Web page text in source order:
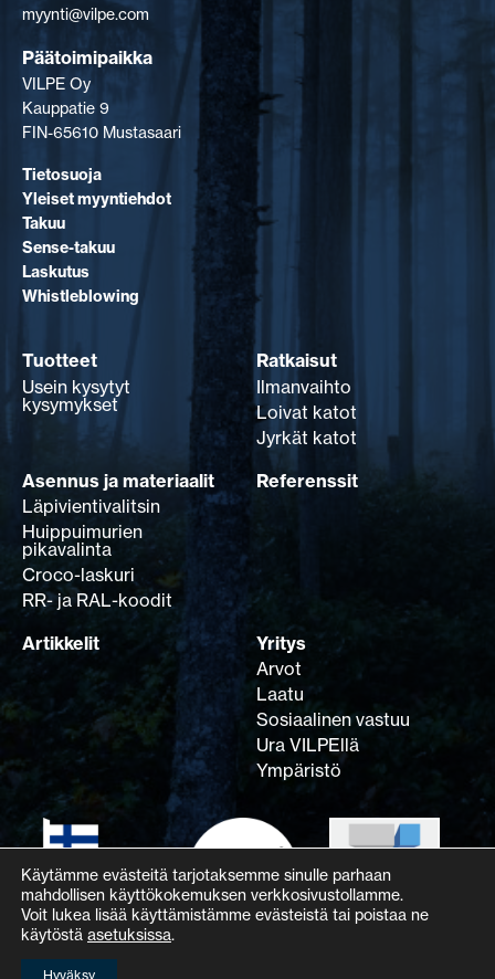
myynti@vilpe.com
Päätoimipaikka
VILPE Oy
Kauppatie 9
FIN-65610 Mustasaari
Tietosuoja
Yleiset myyntiehdot
Takuu
Sense-takuu
Laskutus
Whistleblowing
Tuotteet
Usein kysytyt
kysymykset
Ratkaisut
Ilmanvaihto
Loivat katot
Jyrkät katot
Asennus ja materiaalit
Läpivientivalitsin
Huippuimurien
pikavalinta
Croco-laskuri
RR- ja RAL-koodit
Referenssit
Artikkelit
Yritys
Arvot
Laatu
Sosiaalinen vastuu
Ura VILPEllä
Ympäristö
Käytämme evästeitä tarjotaksemme sinulle parhaan
mahdollisen käyttökokemuksen verkkosivustollamme.
Voit lukea lisää käyttämistämme evästeistä tai poistaa ne
käytöstä asetuksissa.
Hyväksy